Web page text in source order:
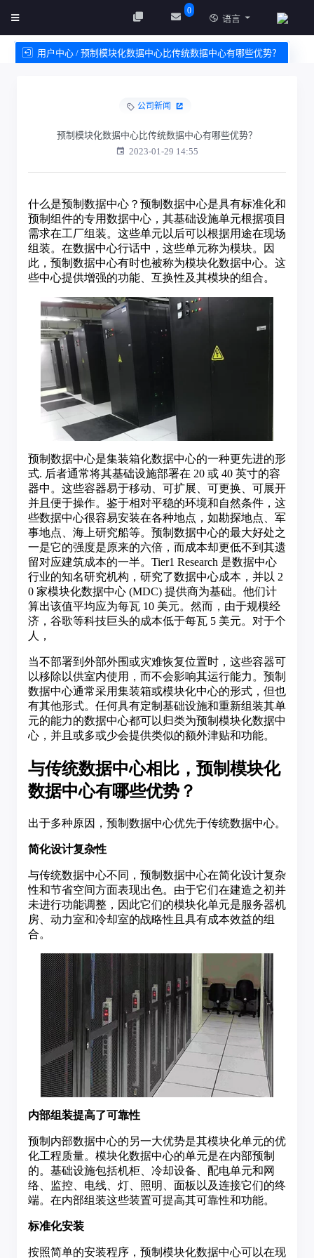
0
语言
用户中心 / 预制模块化数据中心比传统数据中心有哪些优势？
公司新闻
预制模块化数据中心比传统数据中心有哪些优势？
2023-01-29 14:55